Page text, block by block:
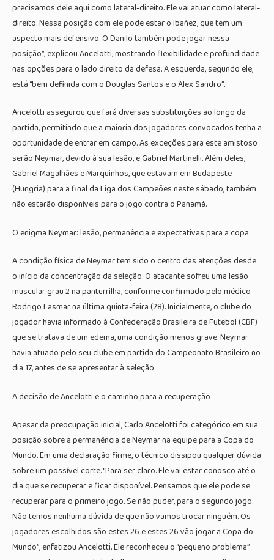
precisamos dele aqui como lateral-direito. Ele vai atuar como lateral-
direito. Nessa posição com ele pode estar o Ibañez, que tem um
aspecto mais defensivo. O Danilo também pode jogar nessa
posição”, explicou Ancelotti, mostrando flexibilidade e profundidade
nas opções para o lado direito da defesa. A esquerda, segundo ele,
está “bem definida com o Douglas Santos e o Alex Sandro”.
Ancelotti assegurou que fará diversas substituições ao longo da
partida, permitindo que a maioria dos jogadores convocados tenha a
oportunidade de entrar em campo. As exceções para este amistoso
serão Neymar, devido à sua lesão, e Gabriel Martinelli. Além deles,
Gabriel Magalhães e Marquinhos, que estavam em Budapeste
(Hungria) para a final da Liga dos Campeões neste sábado, também
não estarão disponíveis para o jogo contra o Panamá.
O enigma Neymar: lesão, permanência e expectativas para a copa
A condição física de Neymar tem sido o centro das atenções desde
o início da concentração da seleção. O atacante sofreu uma lesão
muscular grau 2 na panturrilha, conforme confirmado pelo médico
Rodrigo Lasmar na última quinta-feira (28). Inicialmente, o clube do
jogador havia informado à Confederação Brasileira de Futebol (CBF)
que se tratava de um edema, uma condição menos grave. Neymar
havia atuado pelo seu clube em partida do Campeonato Brasileiro no
dia 17, antes de se apresentar à seleção.
A decisão de Ancelotti e o caminho para a recuperação
Apesar da preocupação inicial, Carlo Ancelotti foi categórico em sua
posição sobre a permanência de Neymar na equipe para a Copa do
Mundo. Em uma declaração firme, o técnico dissipou qualquer dúvida
sobre um possível corte. “Para ser claro. Ele vai estar conosco até o
dia que se recuperar e ficar disponível. Pensamos que ele pode se
recuperar para o primeiro jogo. Se não puder, para o segundo jogo.
Não temos nenhuma dúvida de que não vamos trocar ninguém. Os
jogadores escolhidos são estes 26 e estes 26 vão jogar a Copa do
Mundo”, enfatizou Ancelotti. Ele reconheceu o “pequeno problema”